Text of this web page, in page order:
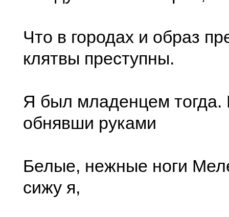
Что в городах и образ
клятвы преступны.
Я был младенцем тогда.
обнявши руками
Белые, нежные ноги
сижу я,